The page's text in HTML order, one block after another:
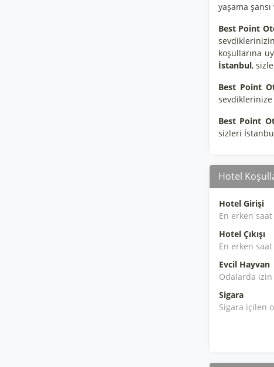
yaşama
Best Point
koşullarına
İstanbul,
Best Point
Best Point
sizleri
Hotel
Hotel Girişi
En erken saat
Hotel Çıkışı
En erken
Evcil Hayvan
Odalarda
Sigara
Sigara içilen